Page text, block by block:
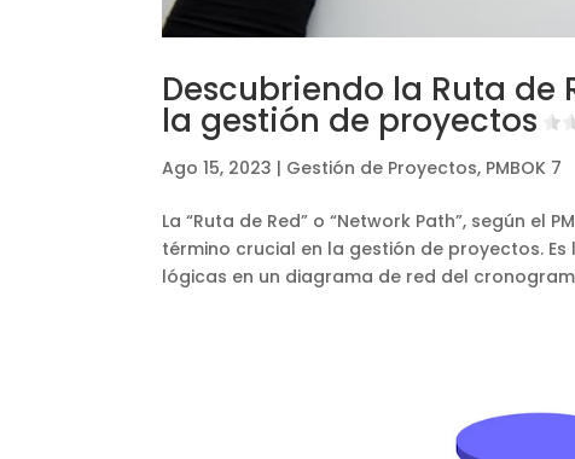
Descubriendo la Ruta
la gestión de proyectos
Ago 15, 2023 | Gestión de Proyectos, PMBOK 7
La “Ruta de Red” o “Network Path”, según el
término crucial en la gestión de proyectos.
lógicas en un diagrama de red del